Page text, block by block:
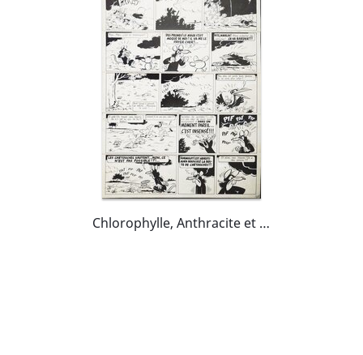
Chlorophylle, Anthracite et la cigogne noire